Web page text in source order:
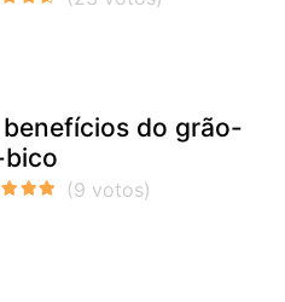
benefícios do grão-